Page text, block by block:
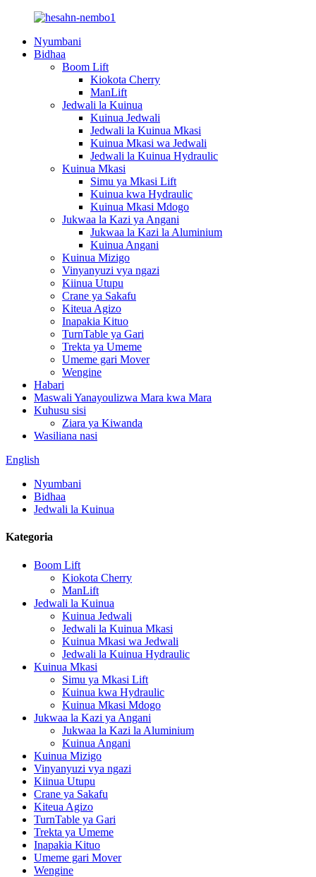
Nyumbani
Bidhaa
Boom Lift
Kiokota Cherry
ManLift
Jedwali la Kuinua
Kuinua Jedwali
Jedwali la Kuinua Mkasi
Kuinua Mkasi wa Jedwali
Jedwali la Kuinua Hydraulic
Kuinua Mkasi
Simu ya Mkasi Lift
Kuinua kwa Hydraulic
Kuinua Mkasi Mdogo
Jukwaa la Kazi ya Angani
Jukwaa la Kazi la Aluminium
Kuinua Angani
Kuinua Mizigo
Vinyanyuzi vya ngazi
Kiinua Utupu
Crane ya Sakafu
Kiteua Agizo
Inapakia Kituo
TurnTable ya Gari
Trekta ya Umeme
Umeme gari Mover
Wengine
Habari
Maswali Yanayoulizwa Mara kwa Mara
Kuhusu sisi
Ziara ya Kiwanda
Wasiliana nasi
English
Nyumbani
Bidhaa
Jedwali la Kuinua
Kategoria
Boom Lift
Kiokota Cherry
ManLift
Jedwali la Kuinua
Kuinua Jedwali
Jedwali la Kuinua Mkasi
Kuinua Mkasi wa Jedwali
Jedwali la Kuinua Hydraulic
Kuinua Mkasi
Simu ya Mkasi Lift
Kuinua kwa Hydraulic
Kuinua Mkasi Mdogo
Jukwaa la Kazi ya Angani
Jukwaa la Kazi la Aluminium
Kuinua Angani
Kuinua Mizigo
Vinyanyuzi vya ngazi
Kiinua Utupu
Crane ya Sakafu
Kiteua Agizo
TurnTable ya Gari
Trekta ya Umeme
Inapakia Kituo
Umeme gari Mover
Wengine